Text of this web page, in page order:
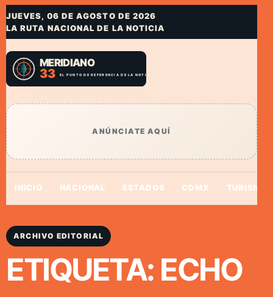
JUEVES, 06 DE AGOSTO DE 2026
LA RUTA NACIONAL DE LA NOTICIA
ANÚNCIATE AQUÍ
INICIO NACIONAL ESTADOS CDMX TURISMO
ARCHIVO EDITORIAL
ETIQUETA: ECHO